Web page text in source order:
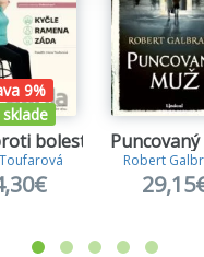
9%
bolesti 1.
Robert